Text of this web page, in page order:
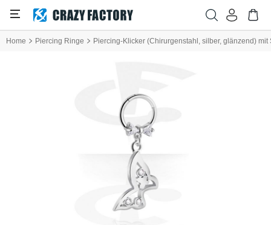
Home Piercing Ringe Piercing-Klicker (Chirurgenstahl, silber, glänzend)